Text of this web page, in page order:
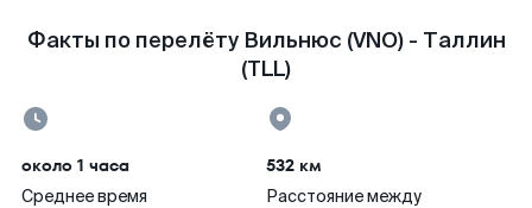
Факты по перелёту Вильнюс (VNO) - Таллин
(TLL)
около 1 часа
Среднее время
532 км
Расстояние между